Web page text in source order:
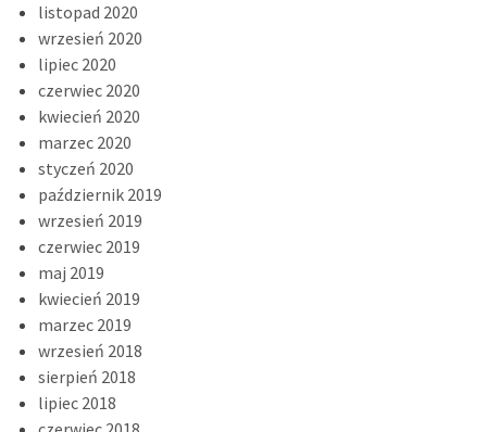
listopad 2020
wrzesień 2020
lipiec 2020
czerwiec 2020
kwiecień 2020
marzec 2020
styczeń 2020
październik 2019
wrzesień 2019
czerwiec 2019
maj 2019
kwiecień 2019
marzec 2019
wrzesień 2018
sierpień 2018
lipiec 2018